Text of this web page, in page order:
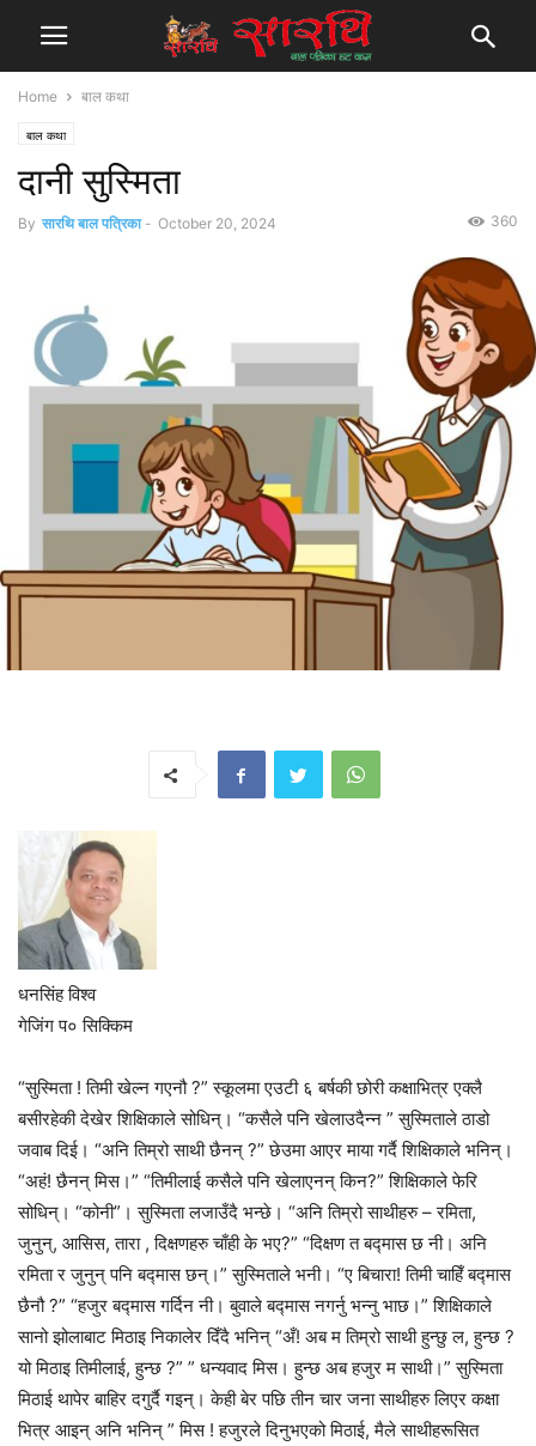
Home बाल कथा
बाल कथा
दानी सुस्मिता
By सारथि बाल पत्रिका - October 20, 2024 360
धनसिंह विश्व
गेजिंग प० सिक्किम
“सुस्मिता ! तिमी खेल्न गएनौ ?” स्कूलमा एउटी ६ बर्षकी छोरी कक्षाभित्र एक्लै
बसीरहेकी देखेर शिक्षिकाले सोधिन्। “कसैले पनि खेलाउदैन्न ” सुस्मिताले ठाडो
जवाब दिई। “अनि तिम्रो साथी छैनन् ?” छेउमा आएर माया गर्दै शिक्षिकाले भनिन्।
“अहं! छैनन् मिस।” “तिमीलाई कसैले पनि खेलाएनन् किन?” शिक्षिकाले फेरि
सोधिन्। “कोनी”। सुस्मिता लजाउँदै भन्छे। “अनि तिम्रो साथीहरु – रमिता,
जुनुन्, आसिस, तारा , दिक्षणहरु चाँही के भए?” “दिक्षण त बद्मास छ नी। अनि
रमिता र जुनुन् पनि बद्मास छन्।” सुस्मिताले भनी। “ए बिचारा! तिमी चाहिँ बद्मास
छैनौ ?” “हजुर बद्मास गर्दिन नी। बुवाले बद्मास नगर्नु भन्नु भाछ।” शिक्षिकाले
सानो झोलाबाट मिठाइ निकालेर दिँदै भनिन् “अँ! अब म तिम्रो साथी हुन्छु ल, हुन्छ ?
यो मिठाइ तिमीलाई, हुन्छ ?” ” धन्यवाद मिस। हुन्छ अब हजुर म साथी।” सुस्मिता
मिठाई थापेर बाहिर दगुर्दै गइन्। केही बेर पछि तीन चार जना साथीहरु लिएर कक्षा
भित्र आइन् अनि भनिन् ” मिस ! हजुरले दिनुभएको मिठाई, मैले साथीहरूसित